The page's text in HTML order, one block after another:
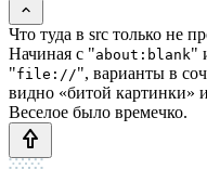
Что туда в src только не
Начиная с "about:blank"
"file://", варианты в
видно «битой картинки»
Веселое было времечко.